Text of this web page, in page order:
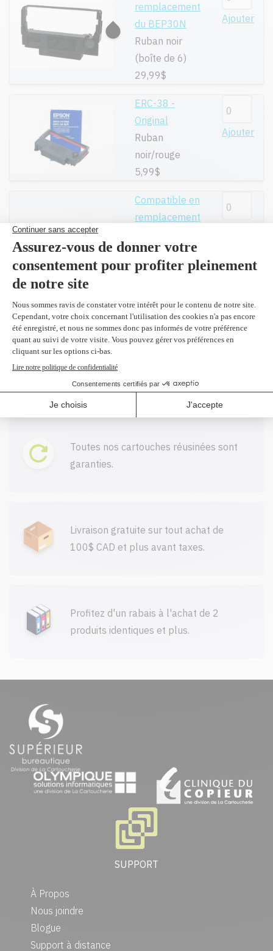
remplacement
du BEP30N
Ruban noir
(boîte de 6)
29,99$
Ajouter
ERC-38 -
Original
Ruban
noir/rouge
5,99$
Ajouter
Compatible en
remplacement
Ruban
noir/rouge (boîte
29,99$
Compatible en
remplacement
Ruban mauve
Toutes nos cartouches réusinées sont
garanties.
Livraison gratuite sur tout achat de
100$ CAD et plus avant taxes.
Profitez d'un rabais à l'achat de 2
produits identiques et plus.
SUPPORT
À Propos
Nous joindre
Blogue
Support à distance